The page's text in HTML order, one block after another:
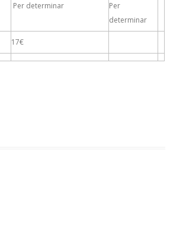
Per determinar
Per
determinar
17€